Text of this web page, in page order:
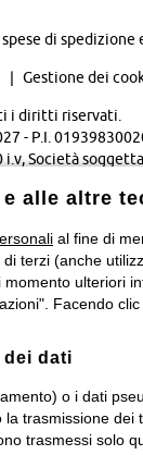
spese di spedizione
Gestione dei
i diritti riservati.
- P.I.
i.v, Società
alle altre
al fine di
terzi (anche
ulteriori
Facendo
dei dati
o i dati
trasmissione
trasmessi solo